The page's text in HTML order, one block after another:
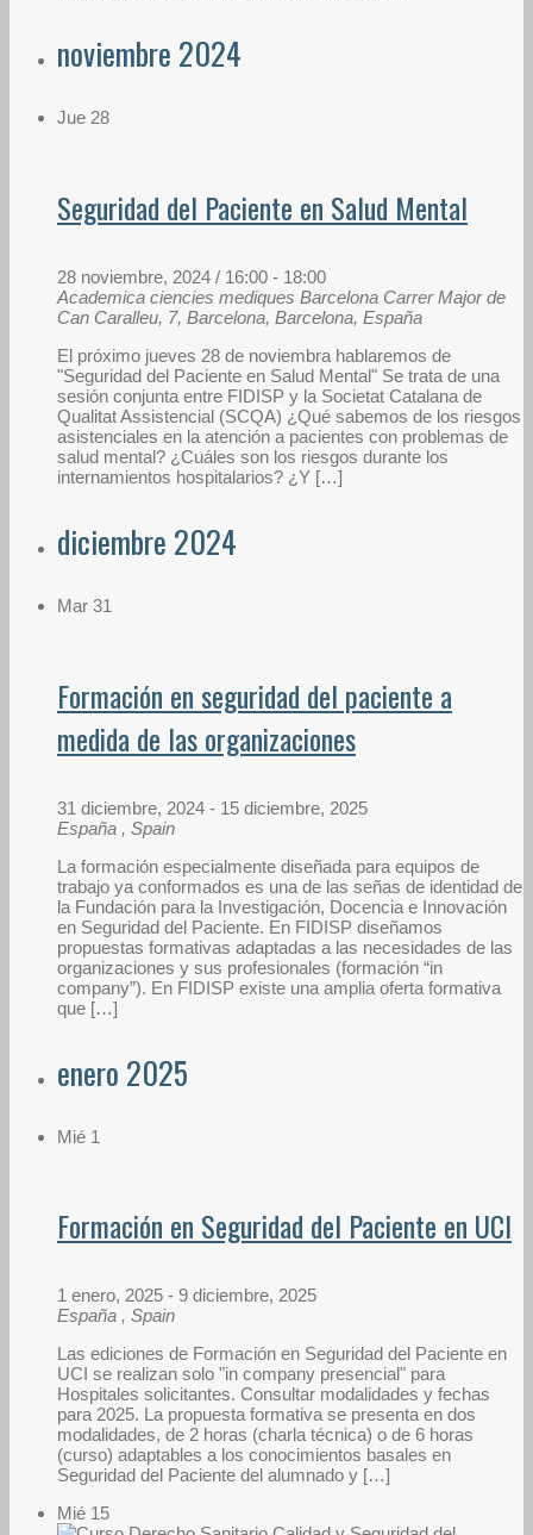
noviembre 2024
Jue 28
Seguridad del Paciente en Salud Mental
28 noviembre, 2024 / 16:00 - 18:00
Academica ciencies mediques Barcelona Carrer Major de
Can Caralleu, 7, Barcelona, Barcelona, España
El próximo jueves 28 de noviembra hablaremos de
"Seguridad del Paciente en Salud Mental" Se trata de una
sesión conjunta entre FIDISP y la Societat Catalana de
Qualitat Assistencial (SCQA) ¿Qué sabemos de los riesgos
asistenciales en la atención a pacientes con problemas de
salud mental? ¿Cuáles son los riesgos durante los
internamientos hospitalarios? ¿Y […]
diciembre 2024
Mar 31
Formación en seguridad del paciente a
medida de las organizaciones
31 diciembre, 2024 - 15 diciembre, 2025
España , Spain
La formación especialmente diseñada para equipos de
trabajo ya conformados es una de las señas de identidad de
la Fundación para la Investigación, Docencia e Innovación
en Seguridad del Paciente. En FIDISP diseñamos
propuestas formativas adaptadas a las necesidades de las
organizaciones y sus profesionales (formación “in
company”). En FIDISP existe una amplia oferta formativa
que […]
enero 2025
Mié 1
Formación en Seguridad del Paciente en UCI
1 enero, 2025 - 9 diciembre, 2025
España , Spain
Las ediciones de Formación en Seguridad del Paciente en
UCI se realizan solo "in company presencial" para
Hospitales solicitantes. Consultar modalidades y fechas
para 2025. La propuesta formativa se presenta en dos
modalidades, de 2 horas (charla técnica) o de 6 horas
(curso) adaptables a los conocimientos basales en
Seguridad del Paciente del alumnado y […]
Mié 15